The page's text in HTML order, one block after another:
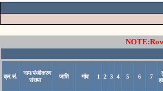
क्र.सं.
नाम/पंजीकरण
संख्या
जाति गांव 1 2 3 4 5 6 7